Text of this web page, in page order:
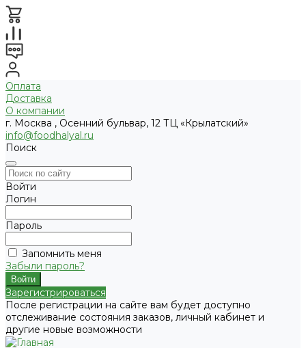
Оплата
Доставка
О компании
г. Москва , Осенний бульвар, 12 ТЦ «Крылатский»
info@foodhalyal.ru
Поиск
Войти
Логин
Пароль
Запомнить меня
Забыли пароль?
Зарегистрироваться
После регистрации на сайте вам будет доступно
отслеживание состояния заказов, личный кабинет и
другие новые возможности